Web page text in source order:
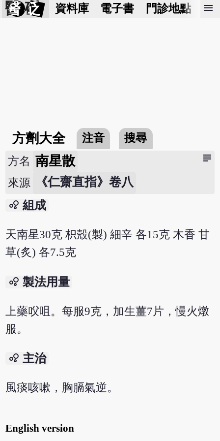
醫 砭 資料庫 電子書 門診地點 預
menu
方劑大全 注音 搜尋
subject
方名 南星散
來源 《仁齋直指》卷八
bubble_chart 組成
天南星30克 枳殼(製) 細辛 各15克 木香 甘
草(炙) 各7.5克
bubble_chart 製法用量
上藥㕮咀。每服9克，加生薑7片，慢火燉
服。
bubble_chart 主治
風痰咳嗽，胸膈氣逆。
English version